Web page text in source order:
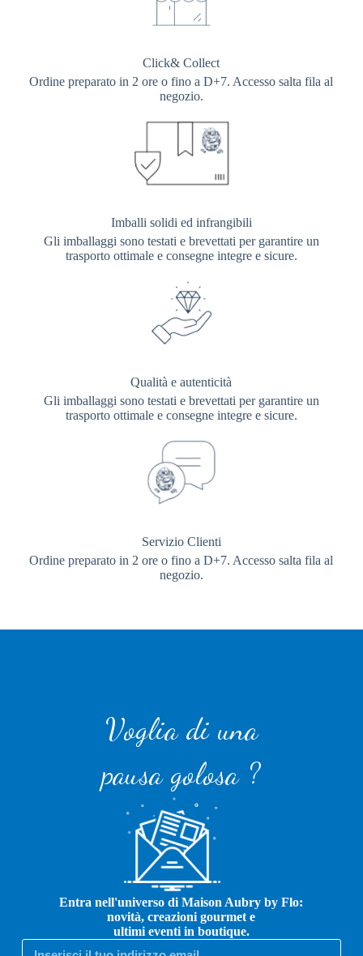
Click& Collect
Ordine preparato in 2 ore o fino a D+7. Accesso salta fila al
negozio.
Imballi solidi ed infrangibili
Gli imballaggi sono testati e brevettati per garantire un
trasporto ottimale e consegne integre e sicure.
Qualità e autenticità
Gli imballaggi sono testati e brevettati per garantire un
trasporto ottimale e consegne integre e sicure.
Servizio Clienti
Ordine preparato in 2 ore o fino a D+7. Accesso salta fila al
negozio.
Voglia di una
pausa golosa ?
Entra nell'universo di Maison Aubry by Flo:
novità, creazioni gourmet e
ultimi eventi in boutique.